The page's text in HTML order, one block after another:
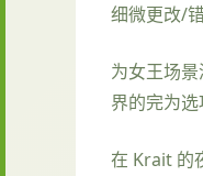
细微更改/错
为女王场
界的完为选
在 Krait 的